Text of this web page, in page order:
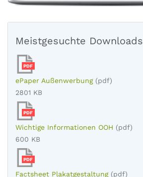
Meistgesuchte Downloads
PDF
ePaper Außenwerbung (pdf)
2801 KB
PDF
Wichtige Informationen OOH (pdf)
600 KB
PDF
Factsheet Plakatgestaltung (pdf)